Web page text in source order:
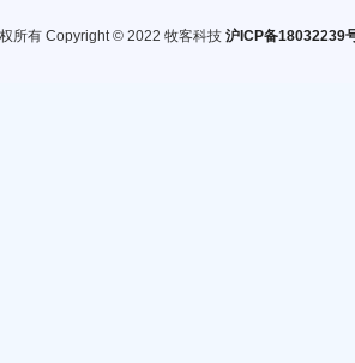
所有 Copyright © 2022 牧客科技 沪ICP备18032239